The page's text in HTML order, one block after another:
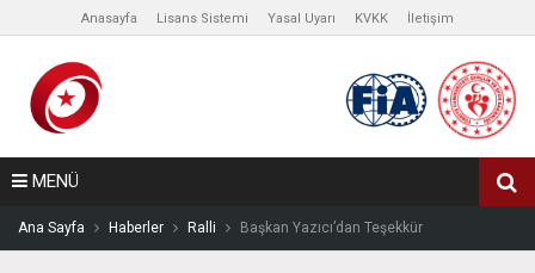
Anasayfa Lisans Sistemi Yasal Uyarı KVKK İletişim
MENÜ
Ana Sayfa Haberler Ralli Başkan Yazıcı’dan Teşekkür